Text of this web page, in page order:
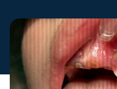
yaşlarda daimi
açabilir. Bu nedenle,
çocuğun ağız
öneme